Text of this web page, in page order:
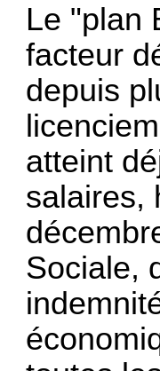
Le "plan
facteur
depuis
atteint
salaires,
Sociale,